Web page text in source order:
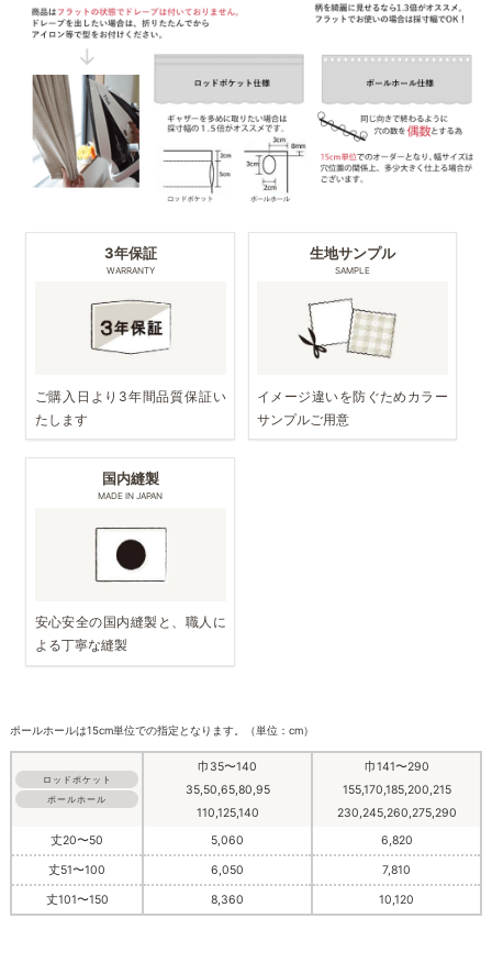
3年保証
WARRANTY
ご購入日より3年間品質保証い
たします
生地サンプル
SAMPLE
イメージ違いを防ぐためカラー
サンプルご用意
国内縫製
MADE IN JAPAN
安心安全の国内縫製と、職人に
よる丁寧な縫製
ポールホールは15cm単位での指定となります。（単位：cm）
ロッドポケット
ポールホール
巾35〜140
35,50,65,80,95
110,125,140
巾141〜290
155,170,185,200,215
230,245,260,275,290
丈20〜50
5,060 6,820
丈51〜100 6,050 7,810
丈101〜150 8,360 10,120